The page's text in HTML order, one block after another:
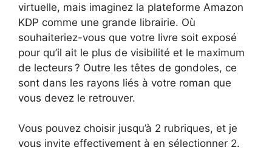
virtuelle, mais imaginez la plateforme Amazon
KDP comme une grande librairie. Où
souhaiteriez-vous que votre livre soit exposé
pour qu’il ait le plus de visibilité et le maximum
de lecteurs ? Outre les têtes de gondoles, ce
sont dans les rayons liés à votre roman que
vous devez le retrouver.
Vous pouvez choisir jusqu’à 2 rubriques, et je
vous invite effectivement à en sélectionner 2.